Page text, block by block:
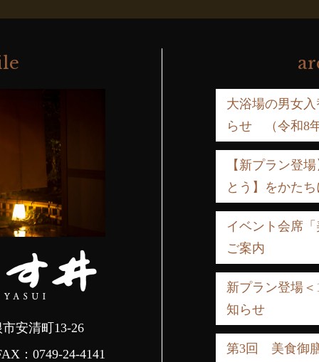
安清町13-26
：0749-24-4141
大浴場の男女
らせ （令和8
【新プラン登
とう】をかた
イベント会席
ご案内
新プラン登場
知らせ
第3回 美食御